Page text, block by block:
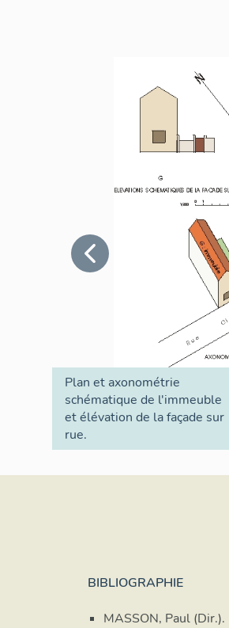
Plan et axonométrie
schématique de l'immeuble
et élévation de la façade sur
rue.
BIBLIOGRAPHIE
MASSON, Paul